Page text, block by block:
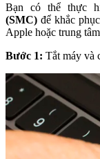
Bạn có thể thực
(SMC) để khắc
Apple hoặc trung
Bước 1: Tắt máy và